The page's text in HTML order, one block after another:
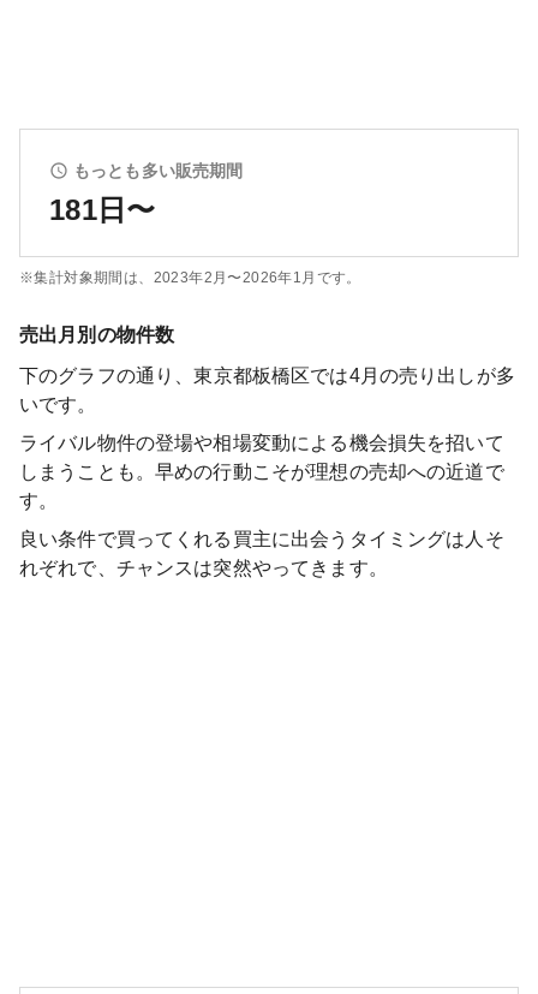
もっとも多い販売期間
181日〜
※集計対象期間は、 2023年2月〜2026年1月 です。
売出月別の物件数
下のグラフの通り、東京都板橋区では4月の売り出しが多
いです。
ライバル物件の登場や相場変動による機会損失を招いて
しまうことも。早めの行動こそが理想の売却への近道で
す。
良い条件で買ってくれる買主に出会うタイミングは人そ
れぞれで、チャンスは突然やってきます。